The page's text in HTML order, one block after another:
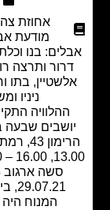
אחוזת צהלה,
מודעת אבל
בנו וכלתו: נוניק
ותרצה רום, בתו
בתו וחתנו:
ניניו
ההלוויה התקיימה ביום ב'
שבעה בבית
סשה
29.07.21, בין השעות 17.00 – 19.00.
המנוח היה איש